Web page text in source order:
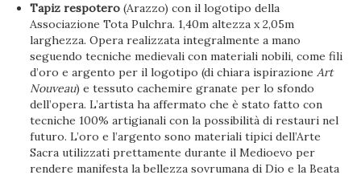
Tapiz respotero (Arazzo) con il logotipo della
Associazione Tota Pulchra. 1,40m altezza x 2,05m
larghezza. Opera realizzata integralmente a mano
seguendo tecniche medievali con materiali nobili, come fili
d’oro e argento per il logotipo (di chiara ispirazioneArt
Nouveau) e tessuto cachemire granate per lo sfondo
dell’opera. L’artista ha affermato che è stato fatto con
tecniche 100% artigianali con la possibilità di restauri nel
futuro. L’oro e l’argento sono materiali tipici dell’Arte
Sacra utilizzati prettamente durante il Medioevo per
rendere manifesta la bellezza sovrumana di Dio e la Beata